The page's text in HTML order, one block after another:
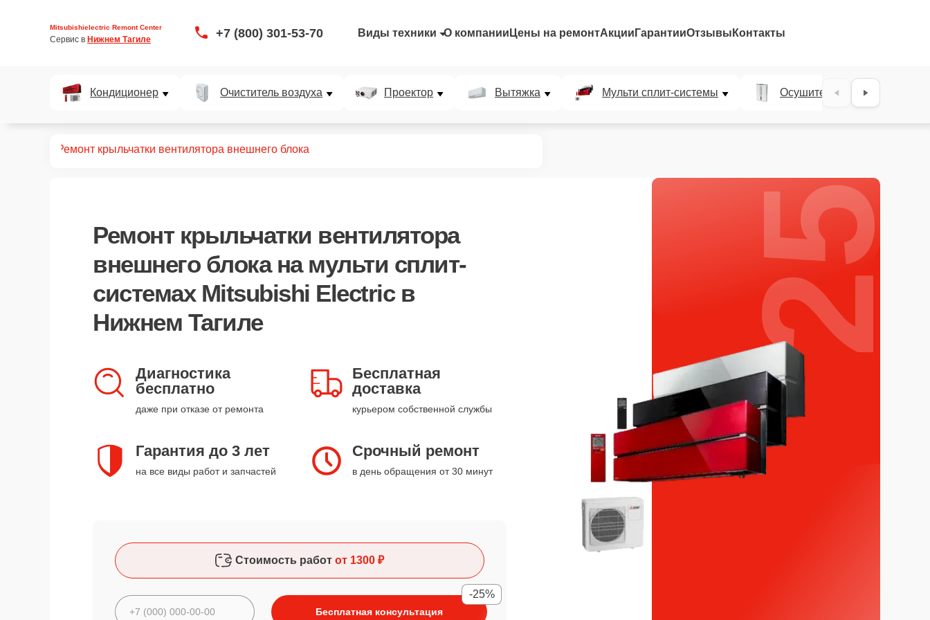
Mitsubishielectric Remont Center
Сервис в Нижнем Тагиле +7 (800) 301-53-70 Виды техники О компании Цены на ремонтАкции ГарантииОтзывы Контакты
Кондиционер Очиститель воздуха Проектор Вытяжка Мульти сплит-системы Осушители воздуха
Ремонт крыльчатки вентилятора внешнего блока
Ремонт крыльчатки вентилятора
внешнего блокана мульти сплит-
системах Mitsubishi Electric в
Нижнем Тагиле
Диагностика
бесплатно
даже при отказе от ремонта
Бесплатная
доставка
курьером собственной службы
Гарантия до 3 лет
на все виды работ и запчастей
Срочный ремонт
в день обращения от 30 минут
Стоимость работ от 1300 ₽
Бесплатная консультация
-25%
25%